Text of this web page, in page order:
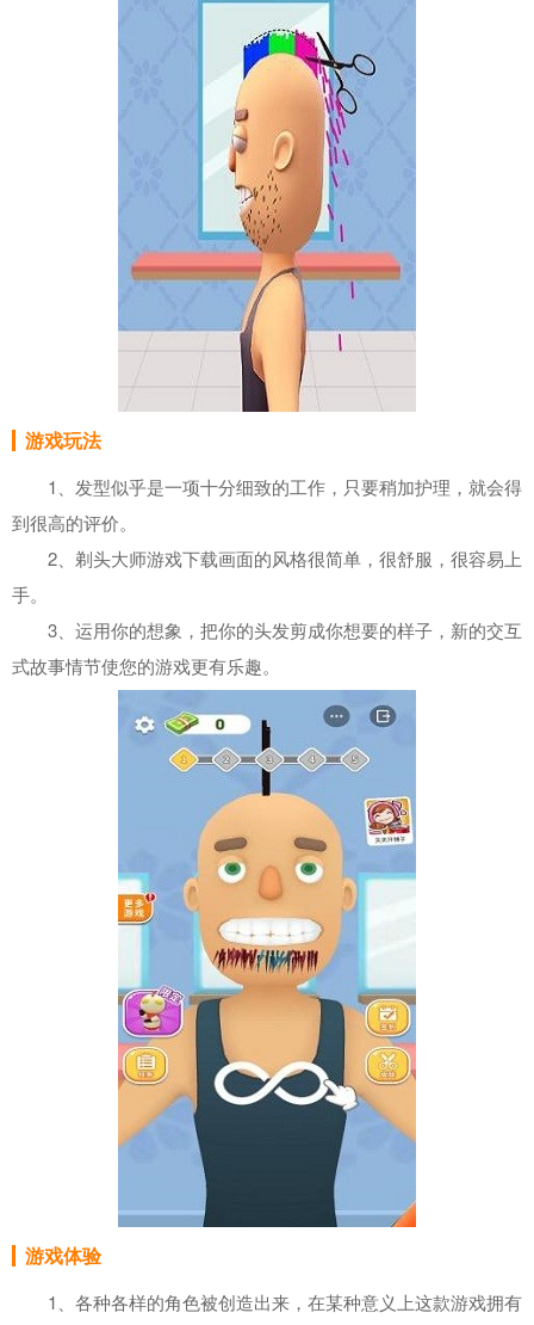
游戏玩法
1、发型似乎是一项十分细致的工作，只要稍加护理，就会得
到很高的评价。
2、剃头大师游戏下载画面的风格很简单，很舒服，很容易上
手。
3、运用你的想象，把你的头发剪成你想要的样子，新的交互
式故事情节使您的游戏更有乐趣。
游戏体验
1、各种各样的角色被创造出来，在某种意义上这款游戏拥有